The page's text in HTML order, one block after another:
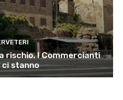
rischio. I Commercianti
ci stanno